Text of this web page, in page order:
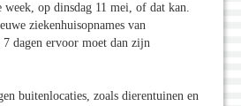
week, op dinsdag 11 mei, of dat kan.
ziekenhuisopnames van
dagen ervoor moet dan zijn
buitenlocaties, zoals dierentuinen en